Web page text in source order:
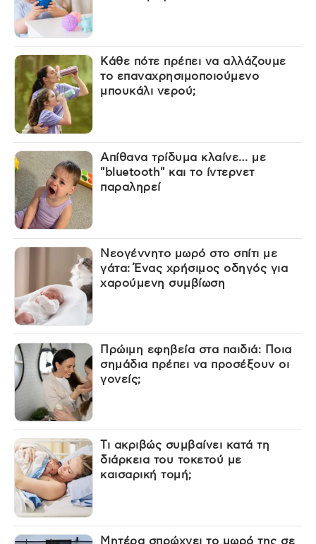
Κάθε πότε πρέπει να αλλάζουμε
το επαναχρησιμοποιούμενο
μπουκάλι νερού;
Απίθανα τρίδυμα κλαίνε… με
"bluetooth" και το ίντερνετ
παραληρεί
Νεογέννητο μωρό στο σπίτι με
γάτα: Ένας χρήσιμος οδηγός για
χαρούμενη συμβίωση
Πρώιμη εφηβεία στα παιδιά: Ποια
σημάδια πρέπει να προσέξουν οι
γονείς;
Τι ακριβώς συμβαίνει κατά τη
διάρκεια του τοκετού με
καισαρική τομή;
Μητέρα σπρώχνει το μωρό της σε